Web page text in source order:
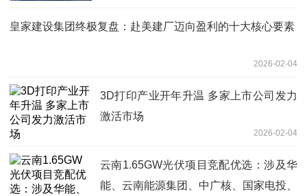
皇家建设集团终极复盘：赴美建厂迈向盈利的十大核心要素
2026-02-04
3D打印产业开年升温 多家上市公司发力
激活市场
2026-02-04
云南1.65GW光伏项目竞配优选：涉及华
能、云南能源集团、中广核、国家电投、